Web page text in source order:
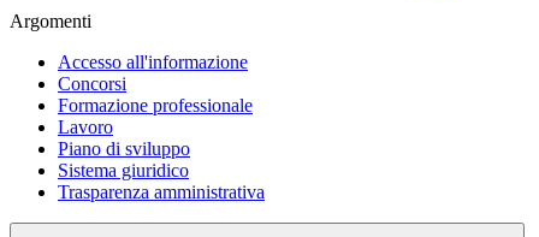
Argomenti
Accesso all'informazione
Concorsi
Formazione professionale
Lavoro
Piano di sviluppo
Sistema giuridico
Trasparenza amministrativa